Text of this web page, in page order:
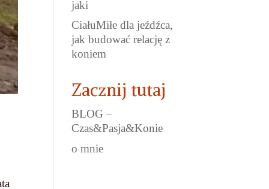
jaki
CiałuMiłe dla jeźdźca,
jak budować relację z
koniem
Zacznij tutaj
BLOG –
Czas&Pasja&Konie
o mnie